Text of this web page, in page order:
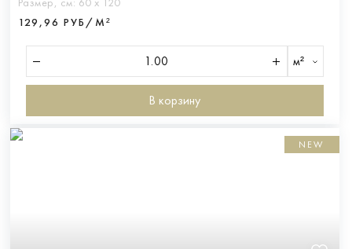
Размер, см: 60 х 120
129,96 РУБ/М²
м²
В корзину
NEW